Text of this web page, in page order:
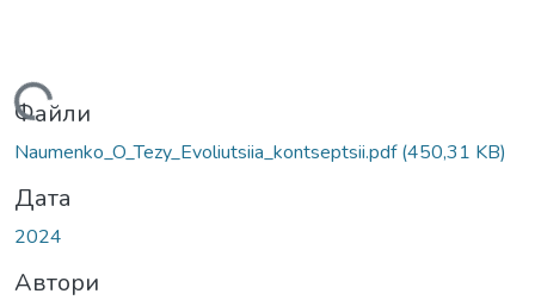
Вантажиться...
Файли
Naumenko_O_Tezy_Evoliutsiia_kontseptsii.pdf(450,31 KB)
Дата
2024
Автори